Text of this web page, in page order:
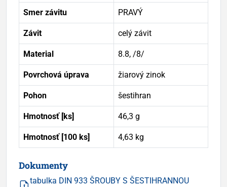
Smer závitu PRAVÝ
Závit celý závit
Material 8.8, /8/
Povrchová úprava žiarový zinok
Pohon šestihran
Hmotnosť [ks] 46,3 g
Hmotnosť [100 ks] 4,63 kg
Dokumenty
tabulka DIN 933 ŠROUBY S ŠESTIHRANNOU